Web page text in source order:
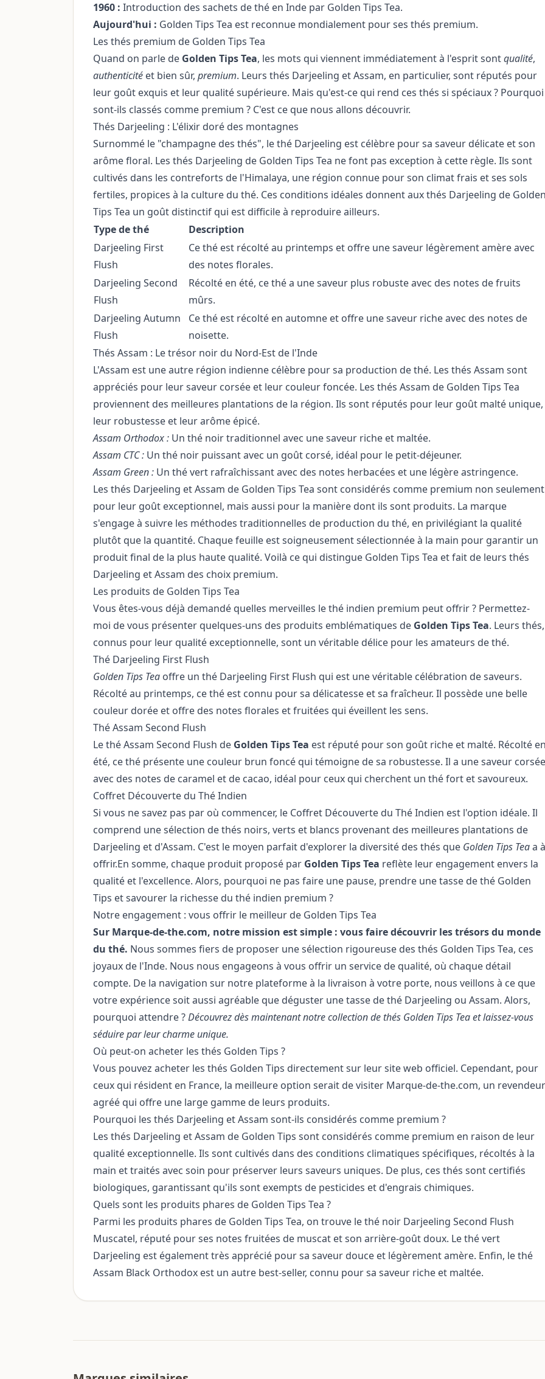
1960 : Introduction des sachets de thé en Inde par Golden Tips Tea.
Aujourd'hui : Golden Tips Tea est reconnue mondialement pour ses thés premium.
Les thés premium de Golden Tips Tea
Quand on parle de Golden Tips Tea, les mots qui viennent immédiatement à l'esprit sontqualité,
authenticité et bien sûr, premium. Leurs thés Darjeeling et Assam, en particulier, sont réputés pour
leur goût exquis et leur qualité supérieure. Mais qu'est-ce qui rend ces thés si spéciaux ? Pourquoi
sont-ils classés comme premium ? C'est ce que nous allons découvrir.
Thés Darjeeling : L'élixir doré des montagnes
Surnommé le "champagne des thés", le thé Darjeeling est célèbre pour sa saveur délicate et son
arôme floral. Les thés Darjeeling de Golden Tips Tea ne font pas exception à cette règle. Ils sont
cultivés dans les contreforts de l'Himalaya, une région connue pour son climat frais et ses sols
fertiles, propices à la culture du thé. Ces conditions idéales donnent aux thés Darjeeling de
Tips Tea un goût distinctif qui est difficile à reproduire ailleurs.
Type de thé
Description
Darjeeling First
Flush
Ce thé est récolté au printemps et offre une saveur légèrement amère avec
des notes florales.
Darjeeling Second
Flush
Récolté en été, ce thé a une saveur plus robuste avec des notes de fruits
mûrs.
Darjeeling Autumn
Flush
Ce thé est récolté en automne et offre une saveur riche avec des notes de
noisette.
Thés Assam : Le trésor noir du Nord-Est de l'Inde
L'Assam est une autre région indienne célèbre pour sa production de thé. Les thés Assam sont
appréciés pour leur saveur corsée et leur couleur foncée. Les thés Assam de Golden Tips Tea
proviennent des meilleures plantations de la région. Ils sont réputés pour leur goût malté unique,
leur robustesse et leur arôme épicé.
Assam Orthodox : Un thé noir traditionnel avec une saveur riche et maltée.
Assam CTC : Un thé noir puissant avec un goût corsé, idéal pour le petit-déjeuner.
Assam Green : Un thé vert rafraîchissant avec des notes herbacées et une légère astringence.
Les thés Darjeeling et Assam de Golden Tips Tea sont considérés comme premium non seulement
pour leur goût exceptionnel, mais aussi pour la manière dont ils sont produits. La marque
s'engage à suivre les méthodes traditionnelles de production du thé, en privilégiant la qualité
plutôt que la quantité. Chaque feuille est soigneusement sélectionnée à la main pour garantir un
produit final de la plus haute qualité. Voilà ce qui distingue Golden Tips Tea et fait de leurs thés
Darjeeling et Assam des choix premium.
Les produits de Golden Tips Tea
Vous êtes-vous déjà demandé quelles merveilles le thé indien premium peut offrir ? Permettez-
moi de vous présenter quelques-uns des produits emblématiques de Golden Tips Tea. Leurs thés,
connus pour leur qualité exceptionnelle, sont un véritable délice pour les amateurs de thé.
Thé Darjeeling First Flush
Golden Tips Tea offre un thé Darjeeling First Flush qui est une véritable célébration de saveurs.
Récolté au printemps, ce thé est connu pour sa délicatesse et sa fraîcheur. Il possède une belle
couleur dorée et offre des notes florales et fruitées qui éveillent les sens.
Thé Assam Second Flush
Le thé Assam Second Flush de Golden Tips Tea est réputé pour son goût riche et malté. Récolté
été, ce thé présente une couleur brun foncé qui témoigne de sa robustesse. Il a une saveur corsée
avec des notes de caramel et de cacao, idéal pour ceux qui cherchent un thé fort et savoureux.
Coffret Découverte du Thé Indien
Si vous ne savez pas par où commencer, le Coffret Découverte du Thé Indien est l'option idéale. Il
comprend une sélection de thés noirs, verts et blancs provenant des meilleures plantations de
Darjeeling et d'Assam. C'est le moyen parfait d'explorer la diversité des thés que Golden Tips Teaa à
offrir.En somme, chaque produit proposé par Golden Tips Tea reflète leur engagement envers la
qualité et l'excellence. Alors, pourquoi ne pas faire une pause, prendre une tasse de thé Golden
Tips et savourer la richesse du thé indien premium ?
Notre engagement : vous offrir le meilleur de Golden Tips Tea
Sur Marque-de-the.com, notre mission est simple : vous faire découvrir les trésors du monde
du thé. Nous sommes fiers de proposer une sélection rigoureuse des thés Golden Tips Tea, ces
joyaux de l'Inde. Nous nous engageons à vous offrir un service de qualité, où chaque détail
compte. De la navigation sur notre plateforme à la livraison à votre porte, nous veillons à ce que
votre expérience soit aussi agréable que déguster une tasse de thé Darjeeling ou Assam. Alors,
pourquoi attendre ?Découvrez dès maintenant notre collection de thés Golden Tips Tea et laissez-vous
séduire par leur charme unique.
Où peut-on acheter les thés Golden Tips ?
Vous pouvez acheter les thés Golden Tips directement sur leur site web officiel. Cependant, pour
ceux qui résident en France, la meilleure option serait de visiter Marque-de-the.com, un revendeur
agréé qui offre une large gamme de leurs produits.
Pourquoi les thés Darjeeling et Assam sont-ils considérés comme premium ?
Les thés Darjeeling et Assam de Golden Tips sont considérés comme premium en raison de leur
qualité exceptionnelle. Ils sont cultivés dans des conditions climatiques spécifiques, récoltés à la
main et traités avec soin pour préserver leurs saveurs uniques. De plus, ces thés sont certifiés
biologiques, garantissant qu'ils sont exempts de pesticides et d'engrais chimiques.
Quels sont les produits phares de Golden Tips Tea ?
Parmi les produits phares de Golden Tips Tea, on trouve le thé noir Darjeeling Second Flush
Muscatel, réputé pour ses notes fruitées de muscat et son arrière-goût doux. Le thé vert
Darjeeling est également très apprécié pour sa saveur douce et légèrement amère. Enfin, le thé
Assam Black Orthodox est un autre best-seller, connu pour sa saveur riche et maltée.